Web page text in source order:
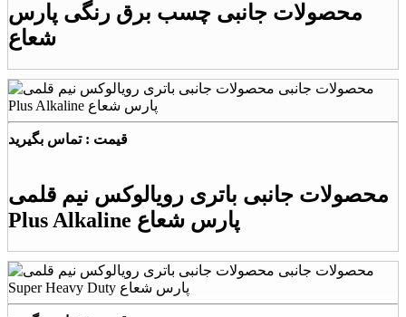
محصولات جانبی چسب برق رنگی پارس
شعاع
قیمت : تماس بگیرید
محصولات جانبی باتری رویالوکس نیم قلمی
Plus Alkaline پارس شعاع